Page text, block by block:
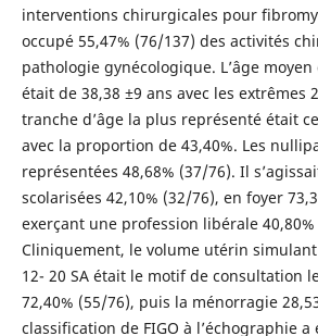
interventions chirurgicales pour
occupé 55,47% (76/137) des activités
pathologie gynécologique. L’âge
était de 38,38 ±9 ans avec les extrêmes
tranche d’âge la plus représenté était
avec la proportion de 43,40%. Les
représentées 48,68% (37/76). Il
scolarisées 42,10% (32/76), en foyer
exerçant une profession libérale
Cliniquement, le volume utérin
12- 20 SA était le motif de consultation
72,40% (55/76), puis la ménorragie
classification de FIGO à l’échographie a